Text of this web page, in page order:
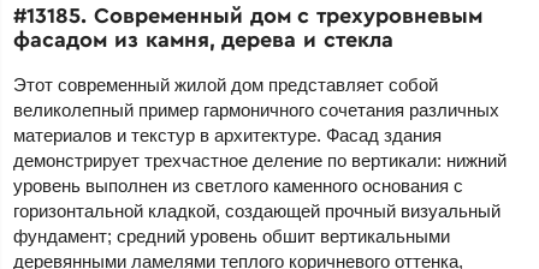
#13185. Современный дом с трехуровневым
фасадом из камня, дерева и стекла
Этот современный жилой дом представляет собой
великолепный пример гармоничного сочетания различных
материалов и текстур в архитектуре. Фасад здания
демонстрирует трехчастное деление по вертикали: нижний
уровень выполнен из светлого каменного основания с
горизонтальной кладкой, создающей прочный визуальный
фундамент; средний уровень обшит вертикальными
деревянными ламелями теплого коричневого оттенка,